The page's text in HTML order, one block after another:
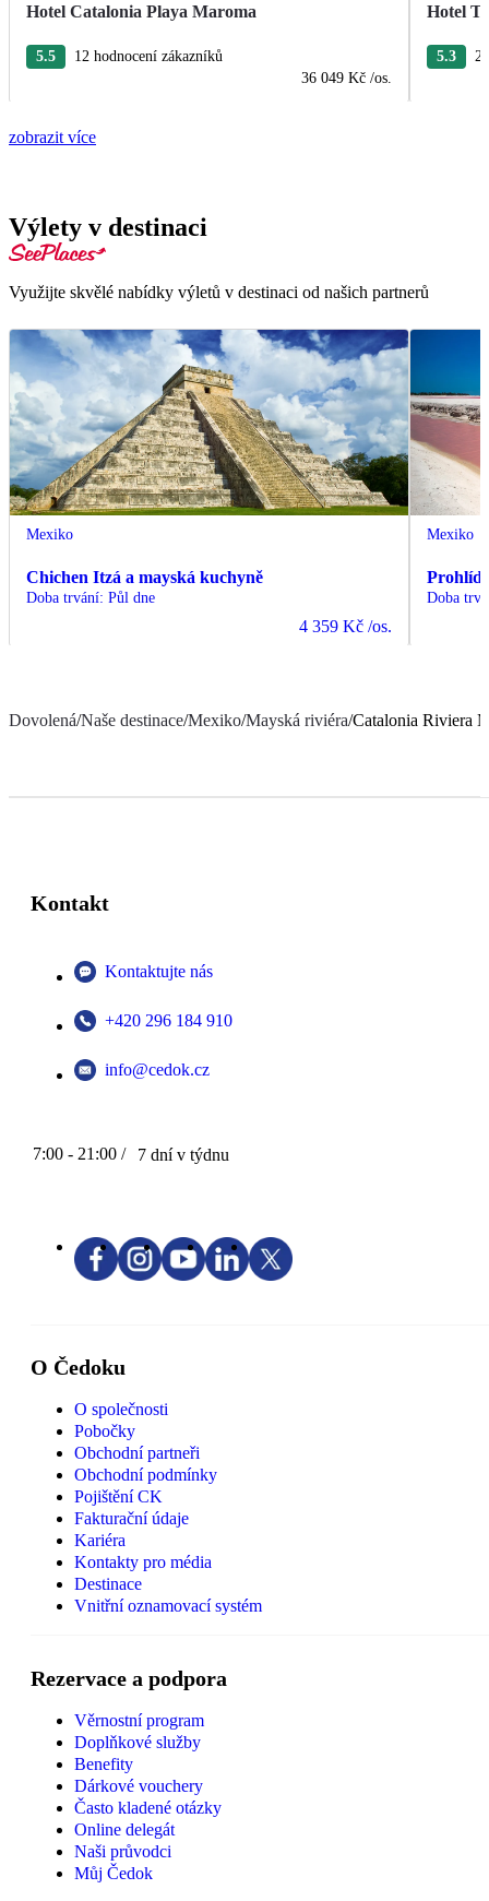
Hotel Catalonia Playa Maroma
5.5
12 hodnocení zákazníků
36 049 Kč /os.
Hotel
5.3
zobrazit více
Výlety v destinaci
Využijte skvělé nabídky výletů v destinaci od našich partnerů
Mexiko
Chichen Itzá a mayská kuchyně
Doba trvání: Půl dne
4 359 Kč /os.
Mexiko
Doba
Dovolená/Naše destinace/Mexiko/Mayská riviéra/Catalonia Riviera
Kontakt
Kontaktujte nás
+420 296 184 910
info@cedok.cz
7:00 - 21:00 / 7 dní v týdnu
O Čedoku
O společnosti
Pobočky
Obchodní partneři
Obchodní podmínky
Pojištění CK
Fakturační údaje
Kariéra
Kontakty pro média
Destinace
Vnitřní oznamovací systém
Rezervace a podpora
Věrnostní program
Doplňkové služby
Benefity
Dárkové vouchery
Často kladené otázky
Online delegát
Naši průvodci
Můj Čedok